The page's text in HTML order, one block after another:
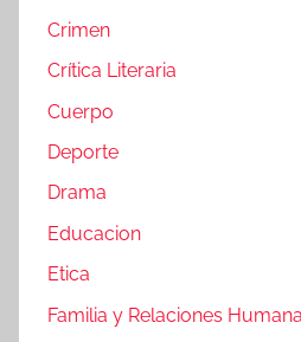
Crimen
Crítica Literaria
Cuerpo
Deporte
Drama
Educacion
Etica
Familia y Relaciones